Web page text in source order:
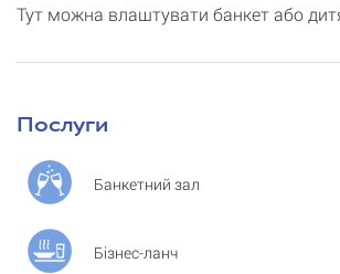
Тут можна влаштувати банкет або
Послуги
Банкетний зал
Бізнес-ланч